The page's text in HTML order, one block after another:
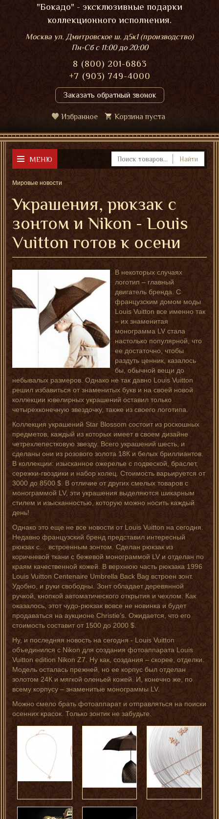
"Бокадо" - эксклюзивные подарки
коллекционного исполнения.
Москва ул. Дмитровское ш. д5к1 (производство)
Пн-Сбс 11:00 до 20:00
8 (800) 201-6863
+7 (903) 749-4000
Заказать обратный звонок
Избранное Корзина пуста
МЕНЮ Найти
Мировые новости
Украшения, рюкзак с
зонтом и Nikon - Louis
Vuitton готов к осени
В некоторых случаях
логотип – главный
двигатель бренда. С
французским домом моды
Louis Vuitton все именно так
– их знаменитая
монограмма LV стала
настолько популярной, что
ее достаточно, чтобы
раздуть ценник, казалось
бы, обычной вещи до
небывалых размеров. Однако не так давно Louis Vuitton
решил избавиться от знаменитых букв и на своей новой
коллекции ювелирных украшений оставил только
четырехконечную звездочку, также из своего логотипа.
Коллекция украшений Star Blossom состоит из роскошных
предметов, каждый из которых имеет в своем дизайне
четрехлепестковую звезду. Всего украшений шесть, и
сделаны они из розового золота 18К и белых бриллиантов.
В коллекции: изысканное ожерелье с подвеской, браслет,
сережки-гвоздики и набор колец. Стоимость варьируется от
3000 до 8500 $. В отличие от других смелых товаров с
монограммой LV, эти украшения выделяются шикарным
стилем и изысканностью, которую можно носить каждый
день!
Однако это еще не все новости от Louis Vuitton на сегодня.
Недавно французский бренд представил интересный
рюкзак с… встроенным зонтом. Сделан рюкзак из
коричневой ткани с бежевой монограммой LV и отделан по
краям качественной кожей. В верхнюю часть рюкзака 1996
Louis Vuitton Centenaire Umbrella Back Bag встроен зонт.
Удобно, и руки свободны. Зонт обладает деревянной
ручкой, кнопкой автоматического открытия и чехлом. Как
оказалось, этот чудо-рюкзак вовсе не новинка и будет
продаваться на аукционе Christie’s. Ожидается, что его
стоимость составит от 1500 до 2000 $.
Ну, и последняя новость на сегодня - Louis Vuitton
объединился с Nikon для создания фотоаппарата Louis
Vuitton edition Nikon Z7. Ну как, создания – скорее, отделки.
Модель осталась прежней, но ее корпус был отделан
золотом 24К и мягкой оленьей кожей. И, конечно же, по
всему корпусу – знаменитые монограммы LV.
Можно смело брать фотоаппарат и отправляться на поиски
осенних красок. Только зонтик не забудьте.